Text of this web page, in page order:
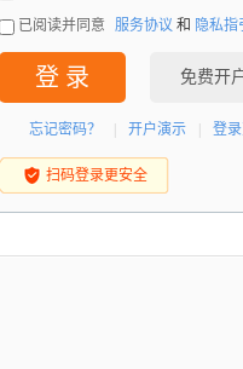
已阅读并同意 服务协议 和 隐私指
登 录 免费开
忘记密码？ 开户演示 登
扫码登录更安全